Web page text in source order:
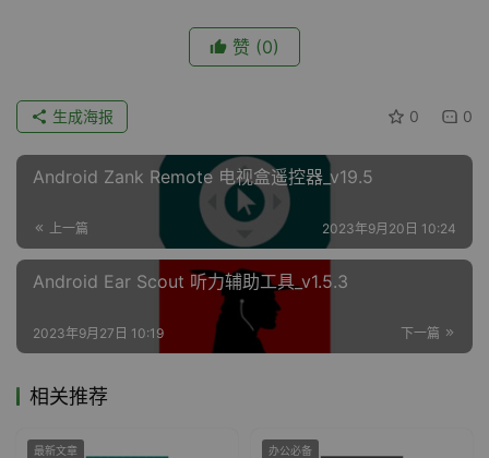
赞 (0)
0 0
生成海报
Android Zank Remote 电视盒遥控器_v19.5
上一篇 2023年9月20日 10:24
Android Ear Scout 听力辅助工具_v1.5.3
下一篇
2023年9月27日 10:19
相关推荐
最新文章 办公必备